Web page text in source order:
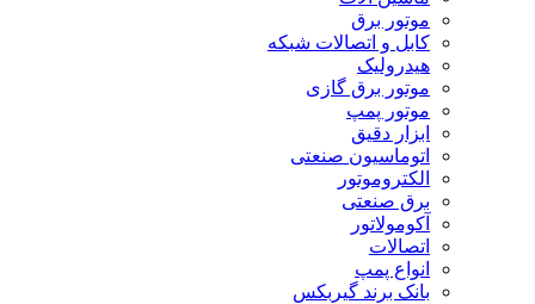
موتور برق
کابل و اتصالات شبکه
هیدرولیک
موتور برق گازی
موتور پمپ
ابزار دقیق
اتوماسیون صنعتی
الکتروموتور
برق صنعتی
آکومولاتور
اتصالات
انواع پمپ
بانک برند گیربکس